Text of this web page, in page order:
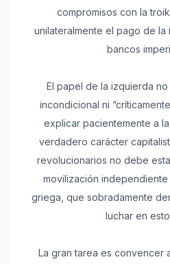
compromisos con la
unilateralmente el pago de la
bancos
El papel de la izquierda
incondicional ni
explicar pacientemente a
verdadero carácter
revolucionarios no debe
movilización
griega, que sobradamente
luchar en
La gran tarea es convencer